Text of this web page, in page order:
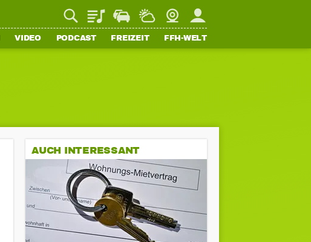
PlaylistStaupilotWetterWebcamMein FFH
VIDEO PODCAST FREIZEIT FFH-WELT
AUCH INTERESSANT